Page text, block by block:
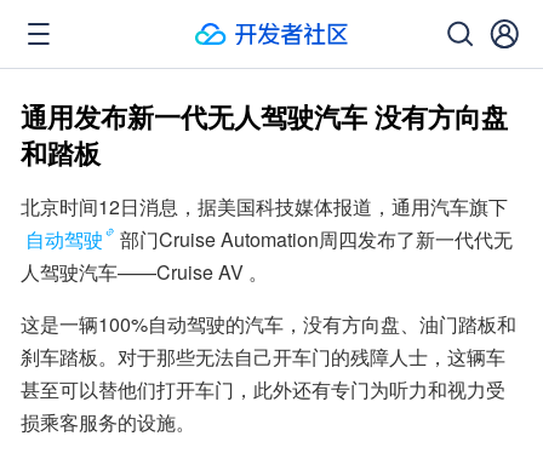
通用发布新一代无人驾驶汽车 没有方向盘
和踏板
北京时间12日消息，据美国科技媒体报道，通用汽车旗下
自动驾驶
部门Cruise Automation周四发布了新一代代无
人驾驶汽车——Cruise AV 。
这是一辆100%自动驾驶的汽车，没有方向盘、油门踏板和
刹车踏板。对于那些无法自己开车门的残障人士，这辆车
甚至可以替他们打开车门，此外还有专门为听力和视力受
损乘客服务的设施。